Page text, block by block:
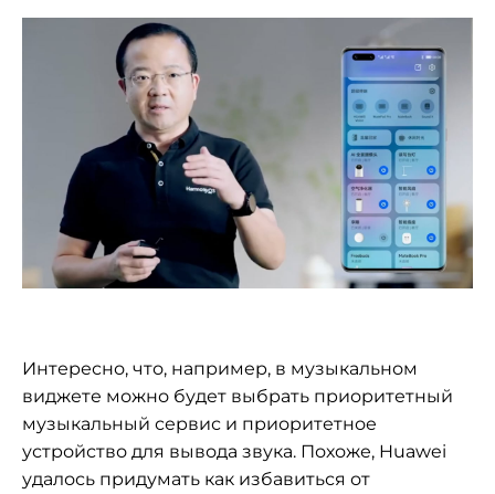
Интересно, что, например, в музыкальном
виджете можно будет выбрать приоритетный
музыкальный сервис и приоритетное
устройство для вывода звука. Похоже, Huawei
удалось придумать как избавиться от